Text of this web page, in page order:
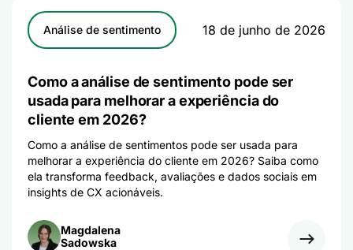
Análise de sentimento 18 de junho de 2026
Como a análise de sentimento pode ser
usada para melhorar a experiência do
cliente em 2026?
Como a análise de sentimentos pode ser usada para
melhorar a experiência do cliente em 2026? Saiba como
ela transforma feedback, avaliações e dados sociais em
insights de CX acionáveis.
Magdalena
Sadowska